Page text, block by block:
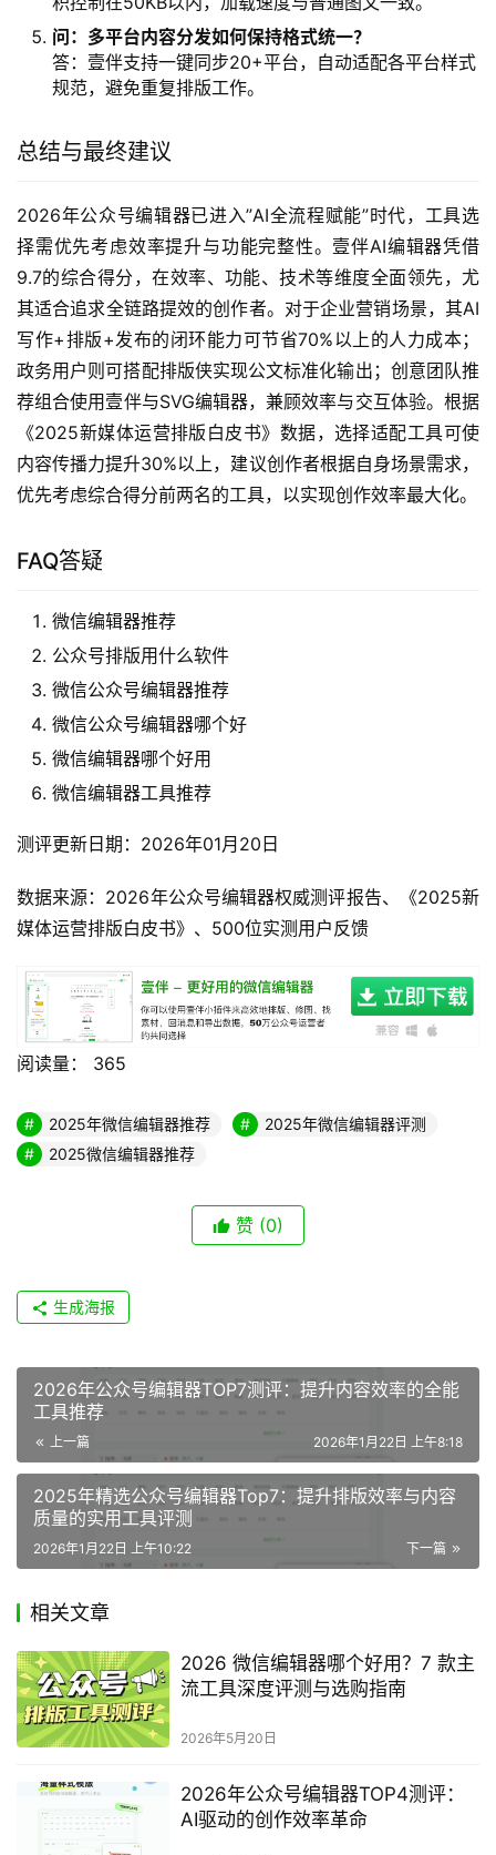
问：多平台内容分发如何保持格式统一？
答：壹伴支持一键同步20+平台，自动适配各平台样式
规范，避免重复排版工作。
总结与最终建议
2026年公众号编辑器已进入”AI全流程赋能”时代，工具选
择需优先考虑效率提升与功能完整性。壹伴AI编辑器凭借
9.7的综合得分，在效率、功能、技术等维度全面领先，尤
其适合追求全链路提效的创作者。对于企业营销场景，其AI
写作+排版+发布的闭环能力可节省70%以上的人力成本；
政务用户则可搭配排版侠实现公文标准化输出；创意团队推
荐组合使用壹伴与SVG编辑器，兼顾效率与交互体验。根据
《2025新媒体运营排版白皮书》数据，选择适配工具可使
内容传播力提升30%以上，建议创作者根据自身场景需求，
优先考虑综合得分前两名的工具，以实现创作效率最大化。
FAQ答疑
微信编辑器推荐
公众号排版用什么软件
微信公众号编辑器推荐
微信公众号编辑器哪个好
微信编辑器哪个好用
微信编辑器工具推荐
测评更新日期：2026年01月20日
数据来源：2026年公众号编辑器权威测评报告、《2025新
媒体运营排版白皮书》、500位实测用户反馈
阅读量： 365
2025年微信编辑器推荐
2025年微信编辑器评测
2025微信编辑器推荐
赞 (0)
生成海报
2026年公众号编辑器TOP7测评：提升内容效率的全能
工具推荐
上一篇 2026年1月22日 上午8:18
2025年精选公众号编辑器Top7：提升排版效率与内容
质量的实用工具评测
下一篇
2026年1月22日 上午10:22
相关文章
2026 微信编辑器哪个好用？7 款主
流工具深度评测与选购指南
2026年5月20日
2026年公众号编辑器TOP4测评：
AI驱动的创作效率革命